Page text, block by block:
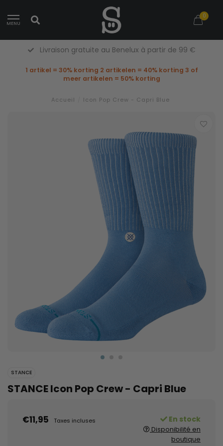
MENU
0
Livraison gratuite au Benelux à partir de 99 €
1 artikel = 30% korting 2 artikelen = 40% korting 3 of
meer artikelen = 50% korting
Accueil Icon Pop Crew - Capri Blue
STANCE
STANCE Icon Pop Crew - Capri Blue
€11,95 Taxes incluses En stock
Disponibilité en
boutique